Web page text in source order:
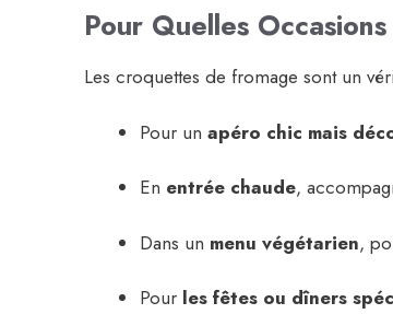
Pour Quelles
Les croquettes de fromage sont un
Pour un apéro chic mais
En entrée chaude,
Dans un menu végétarien,
Pour les fêtes ou dîners